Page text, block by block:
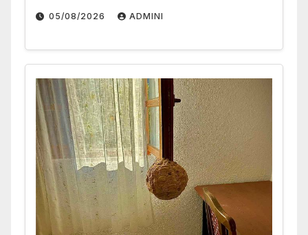
05/08/2026 ADMINI